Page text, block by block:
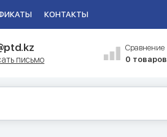
КОНТАКТЫ
письмо
Сравнение
0 товаров